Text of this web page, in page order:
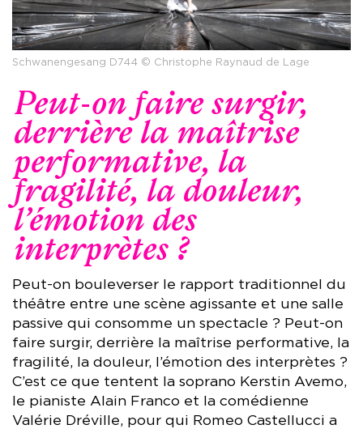
Schwanengesang D744 © Christophe Raynaud de Lage
Peut-on faire surgir,
derrière la maîtrise
performative, la
fragilité, la douleur,
l’émotion des
interprètes ?
Peut-on bouleverser le rapport traditionnel du
théâtre entre une scène agissante et une salle
passive qui consomme un spectacle ? Peut-on
faire surgir, derrière la maîtrise performative, la
fragilité, la douleur, l’émotion des interprètes ?
C’est ce que tentent la soprano Kerstin Avemo,
le pianiste Alain Franco et la comédienne
Valérie Dréville, pour qui Romeo Castellucci a